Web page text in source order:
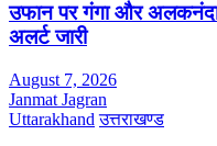
उफान पर गंगा और
अलर्ट जारी
August 7, 2026
Janmat Jagran
Uttarakhand उत्तराखण्ड